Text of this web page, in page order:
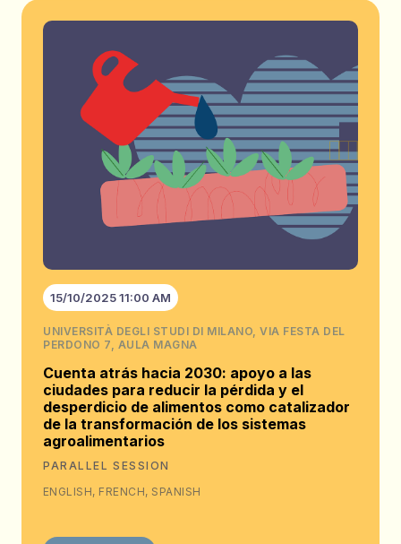
15/10/2025 11:00 AM
UNIVERSITÀ DEGLI STUDI DI MILANO, VIA FESTA DEL
PERDONO 7, AULA MAGNA
Cuenta atrás hacia 2030: apoyo a las
ciudades para reducir la pérdida y el
desperdicio de alimentos como catalizador
de la transformación de los sistemas
agroalimentarios
PARALLEL SESSION
ENGLISH, FRENCH, SPANISH